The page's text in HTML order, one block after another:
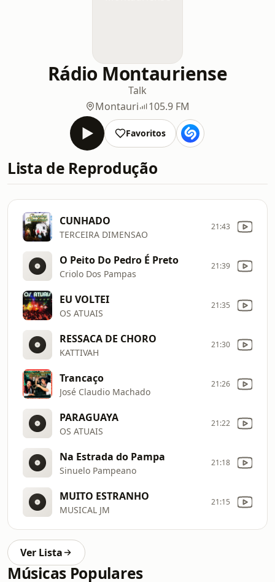
Rádio Montauriense
Talk
Montauri
105.9 FM
Favoritos
Lista de Reprodução
CUNHADO
TERCEIRA DIMENSAO
21:43
O Peito Do Pedro É Preto
Criolo Dos Pampas
21:39
EU VOLTEI
OS ATUAIS
21:35
RESSACA DE CHORO
KATTIVAH
21:30
Trancaço
José Claudio Machado
21:26
PARAGUAYA
OS ATUAIS
21:22
Na Estrada do Pampa
Sinuelo Pampeano
21:18
MUITO ESTRANHO
MUSICAL JM
21:15
Ver Lista
Músicas Populares